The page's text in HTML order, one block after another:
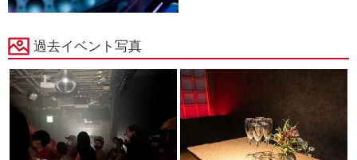
過去イベント写真